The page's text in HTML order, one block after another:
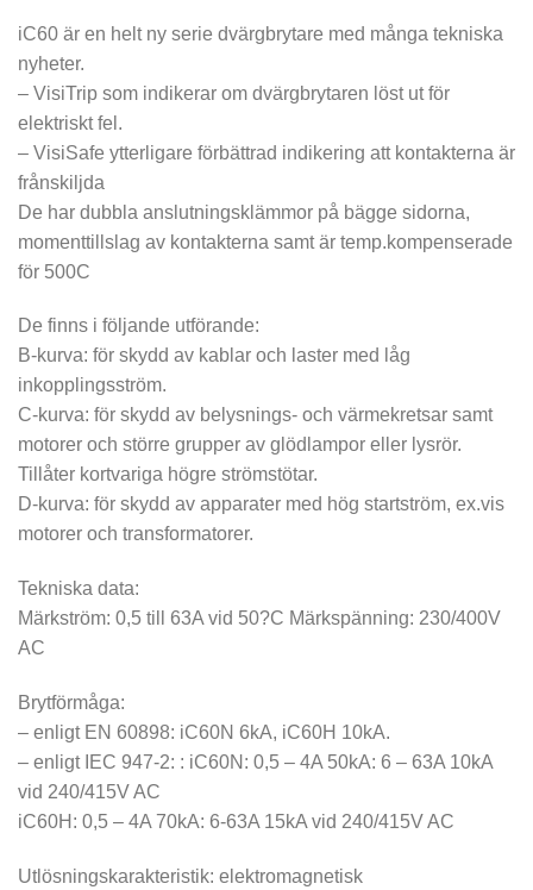
iC60 är en helt ny serie dvärgbrytare med många tekniska
nyheter.
– VisiTrip som indikerar om dvärgbrytaren löst ut för
elektriskt fel.
– VisiSafe ytterligare förbättrad indikering att kontakterna är
frånskiljda
De har dubbla anslutningsklämmor på bägge sidorna,
momenttillslag av kontakterna samt är temp.kompenserade
för 500C
De finns i följande utförande:
B-kurva: för skydd av kablar och laster med låg
inkopplingsström.
C-kurva: för skydd av belysnings- och värmekretsar samt
motorer och större grupper av glödlampor eller lysrör.
Tillåter kortvariga högre strömstötar.
D-kurva: för skydd av apparater med hög startström, ex.vis
motorer och transformatorer.
Tekniska data:
Märkström: 0,5 till 63A vid 50?C Märkspänning: 230/400V
AC
Brytförmåga:
– enligt EN 60898: iC60N 6kA, iC60H 10kA.
– enligt IEC 947-2: : iC60N: 0,5 – 4A 50kA: 6 – 63A 10kA
vid 240/415V AC
iC60H: 0,5 – 4A 70kA: 6-63A 15kA vid 240/415V AC
Utlösningskarakteristik: elektromagnetisk